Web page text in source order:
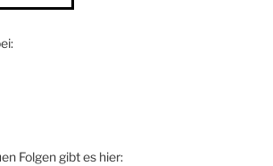
Folgen gibt es hier: